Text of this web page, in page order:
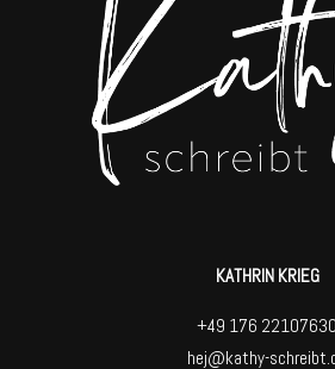
KATHRIN KRIEG
+49 176 22107630
hej@kathy-